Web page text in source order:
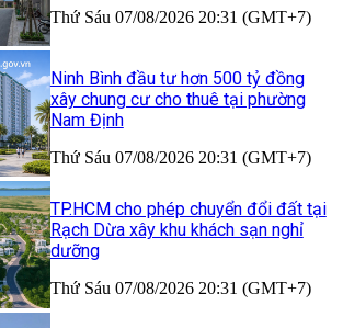
Thứ Sáu 07/08/2026 20:31 (GMT+7)
Ninh Bình đầu tư hơn 500 tỷ đồng
xây chung cư cho thuê tại phường
Nam Định
Thứ Sáu 07/08/2026 20:31 (GMT+7)
TP.HCM cho phép chuyển đổi đất tại
Rạch Dừa xây khu khách sạn nghỉ
dưỡng
Thứ Sáu 07/08/2026 20:31 (GMT+7)